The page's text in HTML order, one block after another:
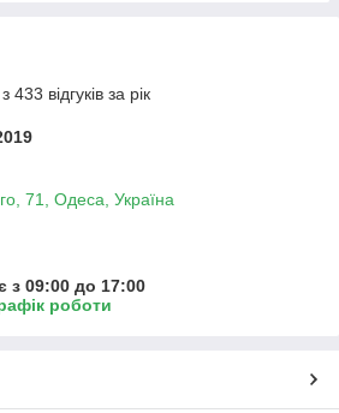
відгуків за рік
71, Одеса, Україна
з 09:00 до 17:00
роботи